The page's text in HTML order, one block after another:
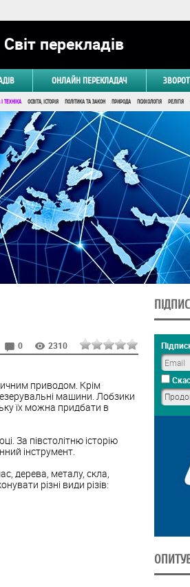
Світ перекладів
ОНЛАЙН ПЕРЕКЛАДАЧ
ТЕХНІКА ОСВІТА, ІСТОРІЯ ПОЛІТИКА ТА ЗАКОН ПРИРОДА ПСИХОЛОГІЯ РЕЛІГІЯ
0 2310
приводом. Крім
машини. Лобзики
їх можна придбати в
За півстолітню історію
інструмент.
дерева, металу, скла,
різні види різів: